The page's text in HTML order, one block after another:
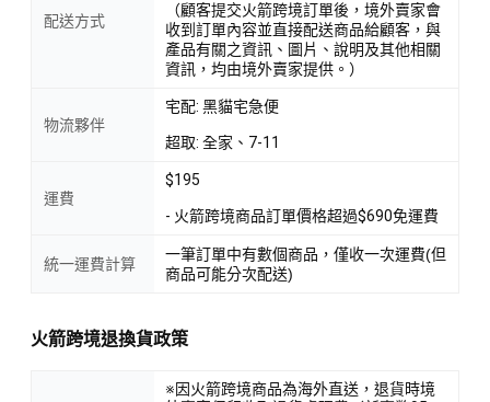
配送方式
（顧客提交火箭跨境訂單後，境外賣家會
收到訂單內容並直接配送商品給顧客，與
產品有關之資訊、圖片、說明及其他相關
資訊，均由境外賣家提供。）
物流夥伴
宅配: 黑貓宅急便
超取: 全家、7-11
運費
$195
- 火箭跨境商品訂單價格超過$690免運費
統一運費計算
一筆訂單中有數個商品，僅收一次運費(但
商品可能分次配送)
火箭跨境退換貨政策
※因火箭跨境商品為海外直送，退貨時境